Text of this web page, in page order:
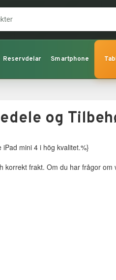
Reservdelar Smartphone
og
mini 4 i hög kvalitet.%}
frakt. Om du har frågor